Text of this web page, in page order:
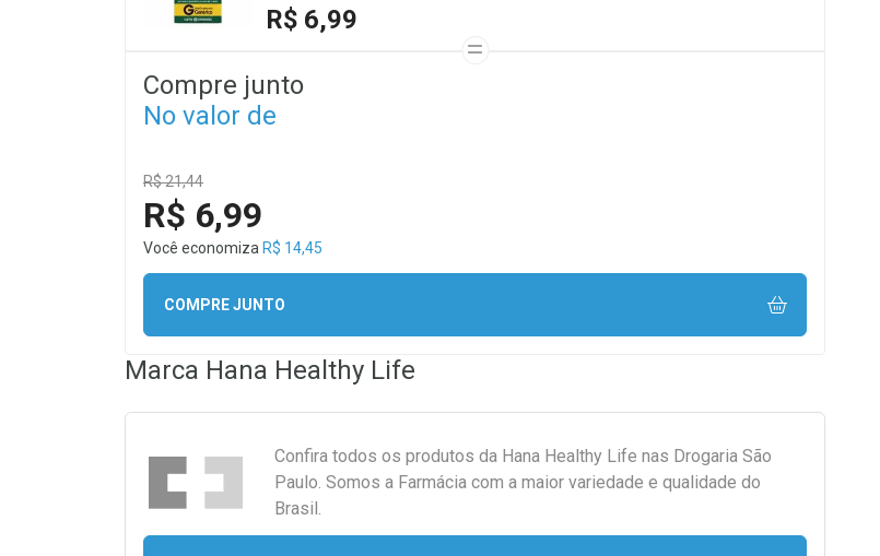
R$ 6,99
Compre junto
No valor de
R$ 21,44
R$ 6,99
Você economiza R$ 14,45
COMPRE JUNTO
Marca Hana Healthy Life
Confira todos os produtos da Hana Healthy Life nas Drogaria São
Paulo. Somos a Farmácia com a maior variedade e qualidade do
Brasil.